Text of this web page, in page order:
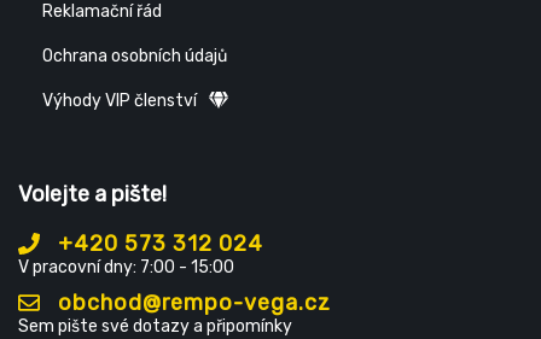
Reklamační řád
Ochrana osobních údajů
Výhody VIP členství
Volejte a pište!
+420 573 312 024
V pracovní dny: 7:00 - 15:00
obchod@rempo-vega.cz
Sem pište své dotazy a připomínky